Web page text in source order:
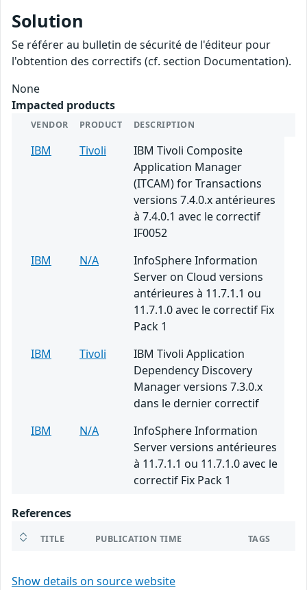
Solution
Se référer au bulletin de sécurité de l'éditeur pour
l'obtention des correctifs (cf. section Documentation).
None
Impacted products
VENDOR PRODUCT DESCRIPTION
IBM Tivoli
IBM Tivoli Composite
Application Manager
(ITCAM) for Transactions
versions 7.4.0.x antérieures
à 7.4.0.1 avec le correctif
IF0052
IBM
N/A
InfoSphere Information
Server on Cloud versions
antérieures à 11.7.1.1 ou
11.7.1.0 avec le correctif Fix
Pack 1
IBM
Tivoli
IBM Tivoli Application
Dependency Discovery
Manager versions 7.3.0.x
dans le dernier correctif
IBM
N/A
InfoSphere Information
Server versions antérieures
à 11.7.1.1 ou 11.7.1.0 avec le
correctif Fix Pack 1
References
TITLE PUBLICATION TIME TAGS
Show details on source website